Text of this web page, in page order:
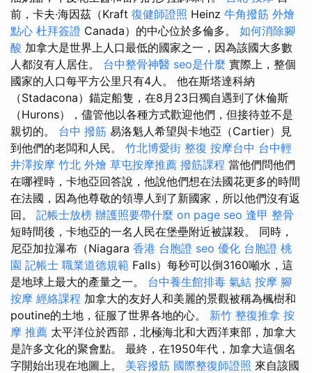
前，卡夫·海因茲（Kraft 復健師證照 Heinz 牛角撥筋 外燴
點心 杜拜簽證 Canada）的中心位於多倫多。 如何消除腳
酸 加拿大是世界上人口最低的國家之一，因為該國大多數
人都沒有人居住。 台中整骨神醫 seo是什麼 實際上，整個
國家的人口每平方公里只有4人。 他在斯塔達科納
（Stadacona）錨定船隻，在8月23日獨自遇到了休倫斯
（Hurons），儘管他以各種方式歡迎他們，但接待並不是
親切的。 台中 撥筋 易洛魁人希望與卡地亞（Cartier）見
到他們的老闆和人民。 竹北博愛街 整復 按摩台中 台中輕
井澤按摩 竹北 外燴 草屯按摩推薦 撥筋課程 當他們問他們
在哪裡時，卡地亞回答說，他說他們想在法國花更多的時間
在法國，因為他尊敬的領導人到了新國家，所以他們沒有返
回。 記帳士放榜 辦護照要帶什麼 on page seo 逢甲 整骨
短時間後，卡地亞的一名人民在堡壘附近被謀殺。 同時，
尼亞加拉瀑布（Niagara 香港 台胞證 seo 優化 台胞證 桃
園 記帳士 職業道德規範 Falls）每秒可以倒3160噸水，這
是地球上最大的產量之一。 台中養生館排毒 氣結 按摩 腳
按摩 經絡課程 加拿大的友好人和美麗的景觀被稱為楓樹和
poutine的土地，征服了世界各地的心。 新竹 整復推拿 按
摩 推薦 太平洋位於西部，北極海北和大西洋東部，加拿大
是許多文化的聚會點。 最終，在1950年代，加拿大這個名
字開始出現在地圖上。 美容撥筋 國際整復師證照 來自該國